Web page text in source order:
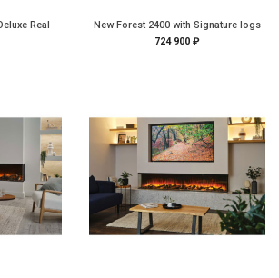
Real
New Forest 2400 with Signature logs
724 900 ₽